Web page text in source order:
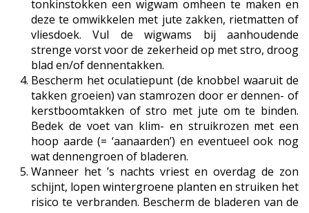
tonkinstokken een wigwam omheen te maken en
deze te omwikkelen met jute zakken, rietmatten of
vliesdoek. Vul de wigwams bij aanhoudende
strenge vorst voor de zekerheid op met stro, droog
blad en/of dennentakken.
Bescherm het oculatiepunt (de knobbel waaruit de
takken groeien) van stamrozen door er dennen- of
kerstboomtakken of stro met jute om te binden.
Bedek de voet van klim- en struikrozen met een
hoop aarde (= ‘aanaarden’) en eventueel ook nog
wat dennengroen of bladeren.
Wanneer het ’s nachts vriest en overdag de zon
schijnt, lopen wintergroene planten en struiken het
risico te verbranden. Bescherm de bladeren van de